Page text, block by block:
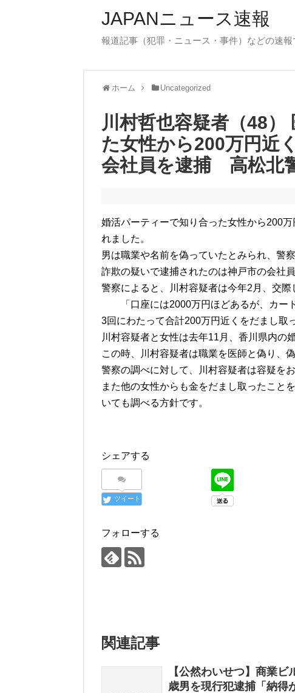
JAPANニュース速報
報道記事（犯罪・ニュース・事件）などの速報
ホーム Uncategorized
川村哲也容疑者（48
た女性から200万円
会社員を逮捕 高松北
婚活パーティーで知り合った女性から200
れました。
男は職業や名前を偽っていたとみられ、警
詐欺の疑いで逮捕されたのは神戸市の会社
警察によると、川村容疑者は今年2月、交
「口座には2000万円ほどあるが、カード
3回にわたって合計200万円近くをだまし取
川村容疑者と女性は去年11月、香川県内の
この時、川村容疑者は職業を医師と偽り、
警察の調べに対して、川村容疑者は容疑を
また他の女性からも金をだまし取ったこと
いても調べる方針です。
シェアする
ツイート
フォローする
関連記事
【公然わいせつ】商業
歳男を現行犯逮捕「納